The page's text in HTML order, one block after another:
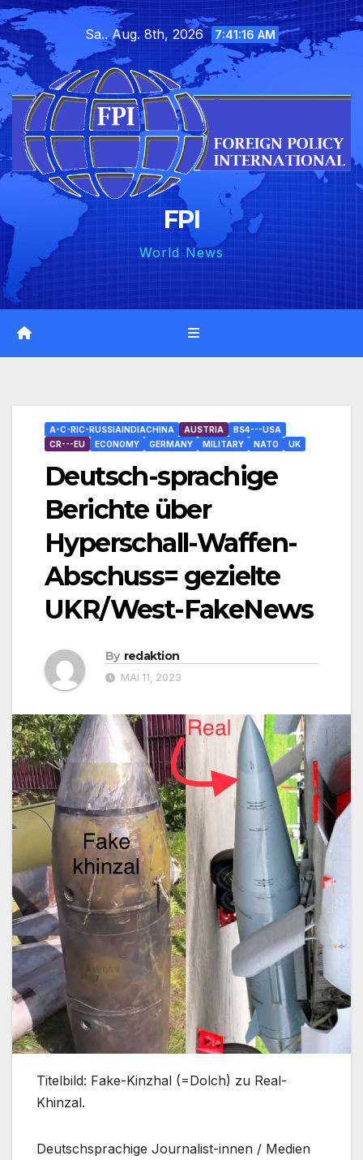
Skip
to
content
Sa.. Aug. 8th, 2026 7:41:18 AM
FPI
World News
A-C-RIC-RUSSIAINDIACHINA AUSTRIA
BS4---USA
CR---EU
ECONOMY GERMANY MILITARY NATO UK
Deutsch-sprachige
Berichte über
Hyperschall-Waffen-
Abschuss= gezielte
UKR/West-FakeNews
By redaktion
MAI 11, 2023
Titelbild: Fake-Kinzhal (=Dolch) zu Real-
Khinzal.
Deutschsprachige Journalist-innen / Medien